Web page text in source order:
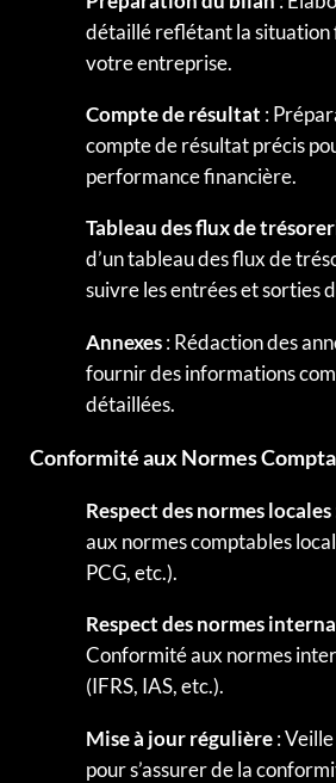
détaillé reflétant la situation
votre entreprise.
Compte de résultat :
compte de résultat précis
performance financière.
Tableau des flux de
d’un tableau des flux de
suivre les entrées et sorties
Annexes: Rédaction des
fournir des informations
détaillées.
Conformité aux Normes
Respect des normes locales
aux normes comptables
PCG, etc.).
Respect des normes
Conformité aux normes
(IFRS, IAS, etc.).
Mise à jour régulière:
pour s’assurer de la